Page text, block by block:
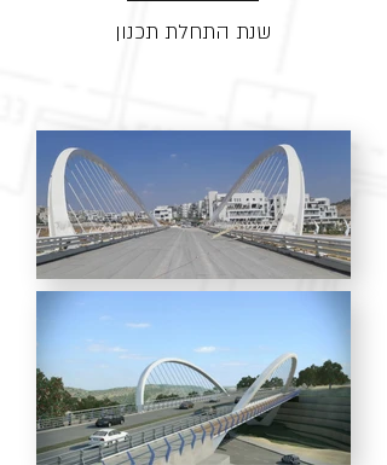
שנת התחלת תכנון